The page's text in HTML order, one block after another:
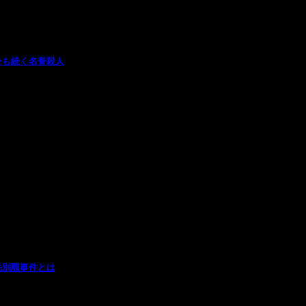
続く名誉殺人
羆事件とは